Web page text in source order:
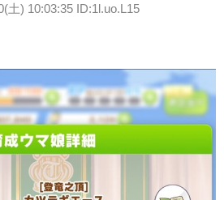
土) 10:03:35 ID:1l.uo.L15